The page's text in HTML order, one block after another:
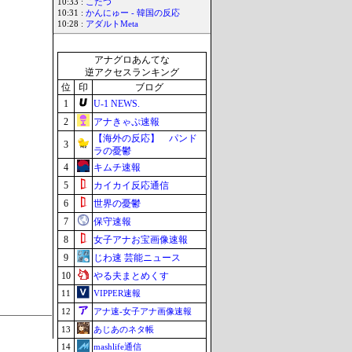
10:33 :
こたつ
10:31 : かんにゅー - 韓国の反応
10:28 : アダルトMeta
アナグロあんてな
逆アクセスランキング
位
印
ブログ
1
U-1 NEWS.
2
アナきゃぷ速報
3
【海外の反応】 パンド
ラの憂鬱
4
キムチ速報
5
カイカイ反応通信
6
世界の憂鬱
7
保守速報
8
女子アナお宝画像速報
9
じわ速 芸能ニュース
10
やる夫まとめくす
11
VIPPER速報
12
アナ速‐女子アナ画像速報
13
あじあのネタ帳
14
mashlife通信